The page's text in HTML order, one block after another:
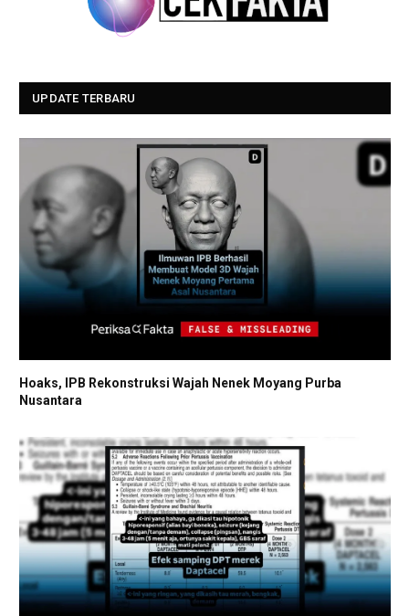
UPDATE TERBARU
Hoaks, IPB Rekonstruksi Wajah Nenek Moyang Purba
Nusantara